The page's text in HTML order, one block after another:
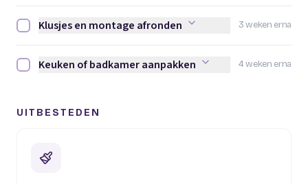
3 weken erna
Klusjes en montage afronden afvinken
Klusjes en montage afronden
4 weken erna
Keuken of badkamer aanpakken afvinken
Keuken of badkamer aanpakken
UITBESTEDEN